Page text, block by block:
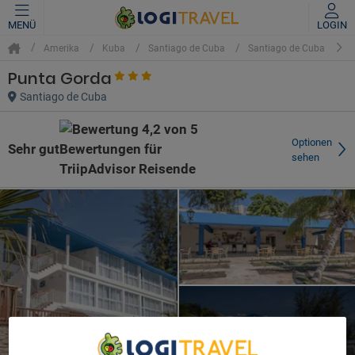
MENÜ LOGIN
Amerika Kuba Santiago de Cuba Santiago de Cuba
Punta Gorda
Santiago de Cuba
Sehr gut
Optionen
sehen